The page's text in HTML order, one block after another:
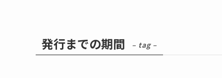
発行までの期間 – tag –